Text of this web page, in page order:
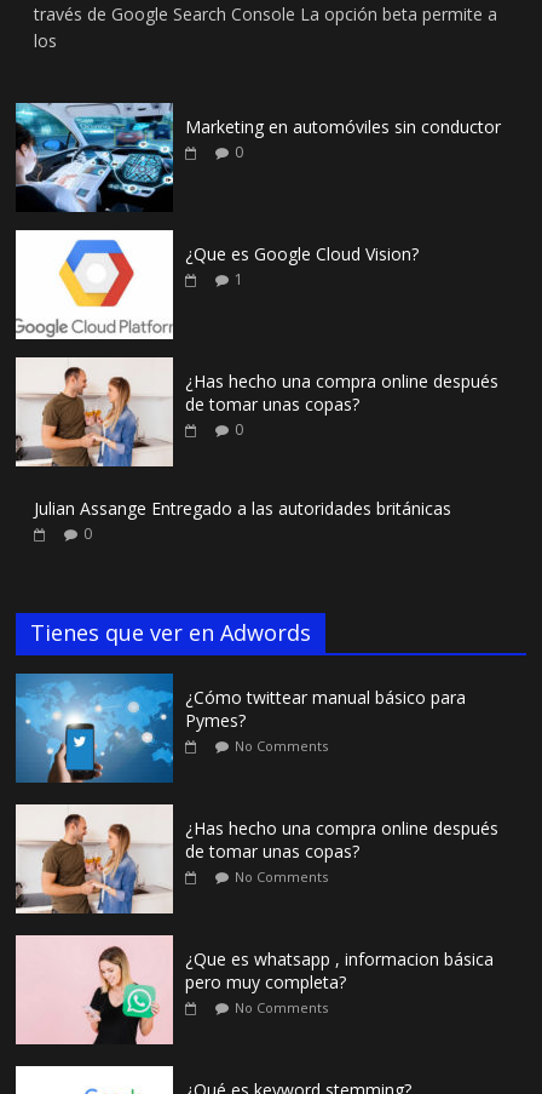
través de Google Search Console La opción beta permite a
los
Marketing en automóviles sin conductor
0
¿Que es Google Cloud Vision?
1
¿Has hecho una compra online después
de tomar unas copas?
0
Julian Assange Entregado a las autoridades británicas
0
Tienes que ver en Adwords
¿Cómo twittear manual básico para
Pymes?
No Comments
¿Has hecho una compra online después
de tomar unas copas?
No Comments
¿Que es whatsapp , informacion básica
pero muy completa?
No Comments